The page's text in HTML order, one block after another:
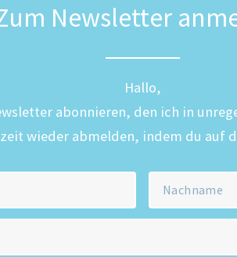
Newsletter
Hallo,
abonnieren, den ich in
wieder abmelden, indem du auf